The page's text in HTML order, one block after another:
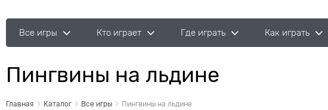
Все игры Кто играет Где играть Как играть
Пингвины на льдине
Главная Каталог Все игры Пингвины на льдине